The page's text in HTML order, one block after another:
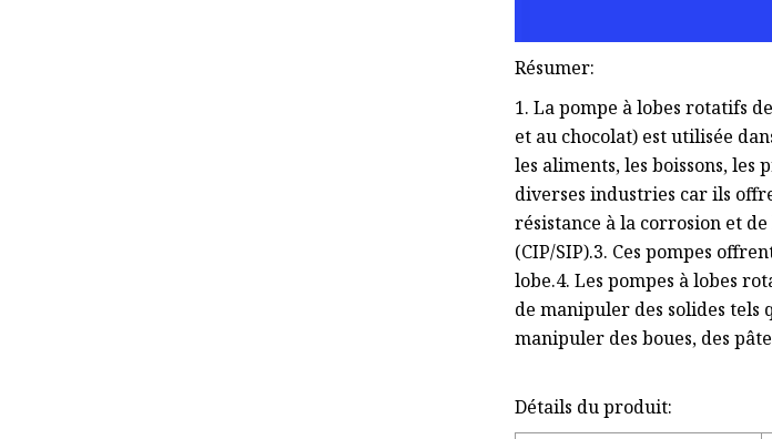
Résumer:
1. La pompe à lobes rotatifs
et au chocolat) est utilisée
les aliments, les boissons,
diverses industries car ils
résistance à la corrosion et
(CIP/SIP).3. Ces pompes
lobe.4. Les pompes à lobes
de manipuler des solides tels
manipuler des boues, des
Détails du produit: